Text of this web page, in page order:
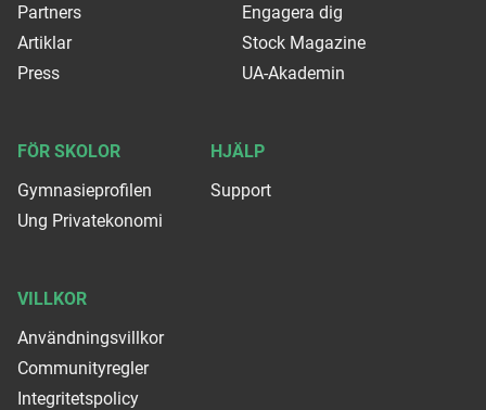
Partners
Artiklar
Press
Engagera dig
Stock Magazine
UA-Akademin
FÖR SKOLOR
Gymnasieprofilen
Ung Privatekonomi
HJÄLP
Support
VILLKOR
Användningsvillkor
Communityregler
Integritetspolicy